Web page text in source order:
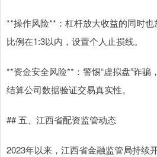
**操作风险**：杠杆放大收益的同时
比例在1:3以内，设置个人止损线。
**资金安全风险**：警惕“虚拟盘”诈
结算公司数据验证交易真实性。
## 五、江西省配资监管动态
2023年以来，江西省金融监管局持续